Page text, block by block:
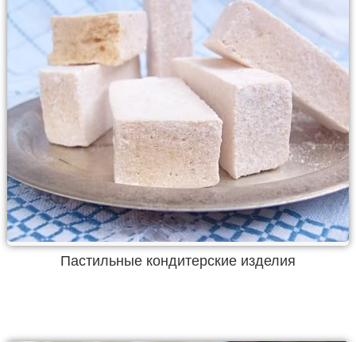
Пастильные кондитерские изделия